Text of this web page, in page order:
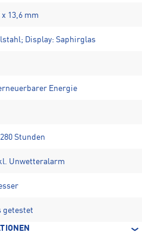
13,6 mm
Display: Saphirglas
Energie
Stunden
Unwetteralarm
getestet